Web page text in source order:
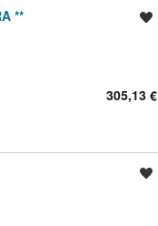
**
305,13 €